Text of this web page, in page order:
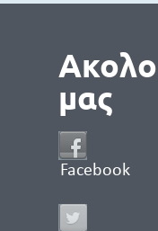
μας
Facebook